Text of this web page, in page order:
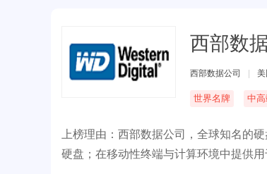
西部数
西部数据公司 美
世界名牌 中
上榜理由：西部数据公司，全球知名的
硬盘；在移动性终端与计算环境中提供